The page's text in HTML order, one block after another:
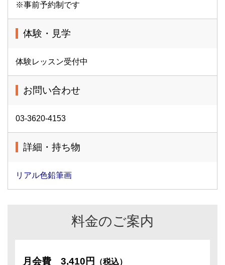
※事前予約制です
体験・見学
体験レッスン受付中
お問い合わせ
03-3620-4153
詳細・持ち物
リアル色鉛筆画
料金のご案内
月会費 3,410円 （税込）